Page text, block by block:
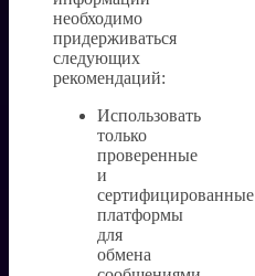
необходимо
придерживаться
следующих
рекомендаций:
Использовать
только
проверенные
и
сертифицированные
платформы
для
обмена